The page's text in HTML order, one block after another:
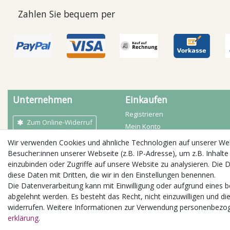
Zahlen Sie bequem per
Unternehmen
Zum Online-Widerruf
AGB
Kontakt
Impressum
Widerrufs­recht
Daten­schutz­erklärung
Jobs / Stellenangebote
Einkaufen
Registrieren
Mein Konto
Mein Warenkorb
Zahlarten
Versandbedingungen
Öffnungszeiten
Wir verwenden Cookies und ähnliche Technologien auf unserer
Besucher:innen unserer Webseite (z.B. IP-Adresse), um z.B.
einzubinden oder Zugriffe auf unsere Website zu analysieren.
diese Daten mit Dritten, die wir in den Einstellungen benennen.
Die Datenverarbeitung kann mit Einwilligung oder aufgrund
abgelehnt werden. Es besteht das Recht, nicht einzuwilligen und
widerrufen. Weitere Informationen zur Verwendung
erklärung.